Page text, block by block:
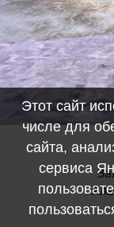
Этот сайт
числе для
сайта,
сервиса